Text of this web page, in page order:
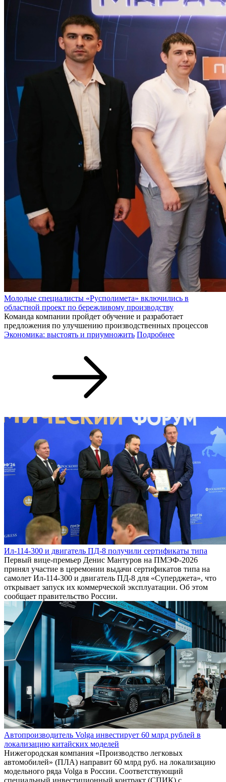
Молодые специалисты «Русполимета» включились в
областной проект по бережливому производству
Команда компании пройдет обучение и разработает
предложения по улучшению производственных процессов
Экономика: выстоять и приумножить Подробнее
Ил-114-300 и двигатель ПД-8 получили сертификаты типа
Первый вице-премьер Денис Мантуров на ПМЭФ-2026
принял участие в церемонии выдачи сертификатов типа на
самолет Ил-114-300 и двигатель ПД-8 для «Суперджета», что
открывает запуск их коммерческой эксплуатации. Об этом
сообщает правительство России.
Автопроизводитель Volga инвестирует 60 млрд рублей в
локализацию китайских моделей
Нижегородская компания «Производство легковых
автомобилей» (ПЛА) направит 60 млрд руб. на локализацию
модельного ряда Volga в России. Соответствующий
специальный инвестиционный контракт (СПИК) с